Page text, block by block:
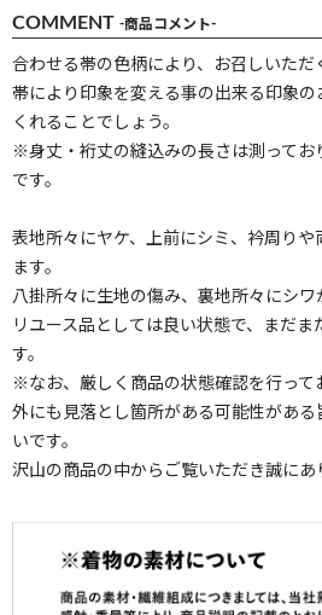
COMMENT -商品コメント-
合わせる帯の色柄により、お召しいただ
帯により印象を変える事の出来る印象の
くれることでしょう。
※身丈・裄丈の縫込みの長さは測ってお
です。
表地所々にヤケ、上前にシミ、衿周りや
ます。
八掛所々に生地の傷み、裏地所々にシワ
リユース品としては良い状態で、まだま
す。
※なお、厳しく商品の状態確認を行って
外にも見落とし箇所がある可能性があ
いです。
沢山の商品の中からご覧いただき誠にあ